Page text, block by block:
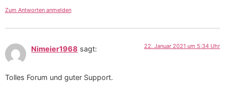
Zum Antworten anmelden
Nimeier1968 sagt: 22. Januar 2021 um 5:34 Uhr
Tolles Forum und guter Support.